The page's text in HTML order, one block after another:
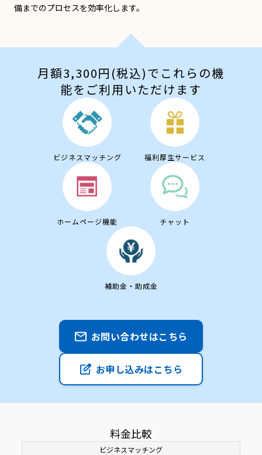
備までのプロセスを効率化します。
月額3,300円(税込)でこれらの機
能をご利用いただけます
ビジネスマッチング 福利厚生サービス
ホームページ機能 チャット
補助金・助成金
お問い合わせはこちら
お申し込みはこちら
料金比較
ビジネスマッチング